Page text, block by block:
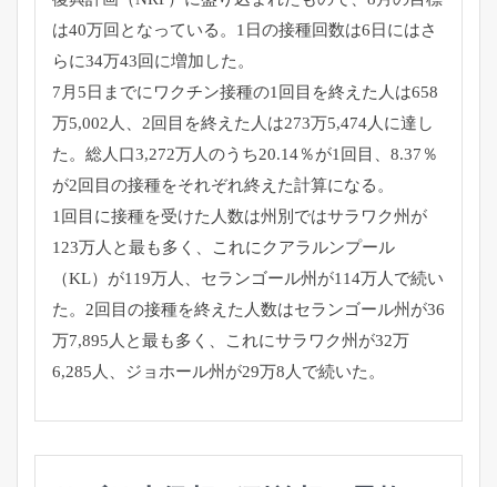
は40万回となっている。 1日の接種回数は6日にはさ
らに34万43回に増加した。
7月5日までにワクチン接種の1回目を終えた人は658
万5,002人、2回目を終えた人は273万5,474人に達し
た。 総人口3,272万人のうち20.14％が1回目、8.37％
が2回目の接種をそれぞれ終えた計算になる。
1回目に接種を受けた人数は州別ではサラワク州が
123万人と最も多く、これにクアラルンプール
（KL）が119万人、 セランゴール州が114万人で続い
た。 2回目の接種を終えた人数はセランゴール州が36
万7,895人と最も多く、これにサラワク州が32万
6,285人、 ジョホール州が29万8人で続いた。